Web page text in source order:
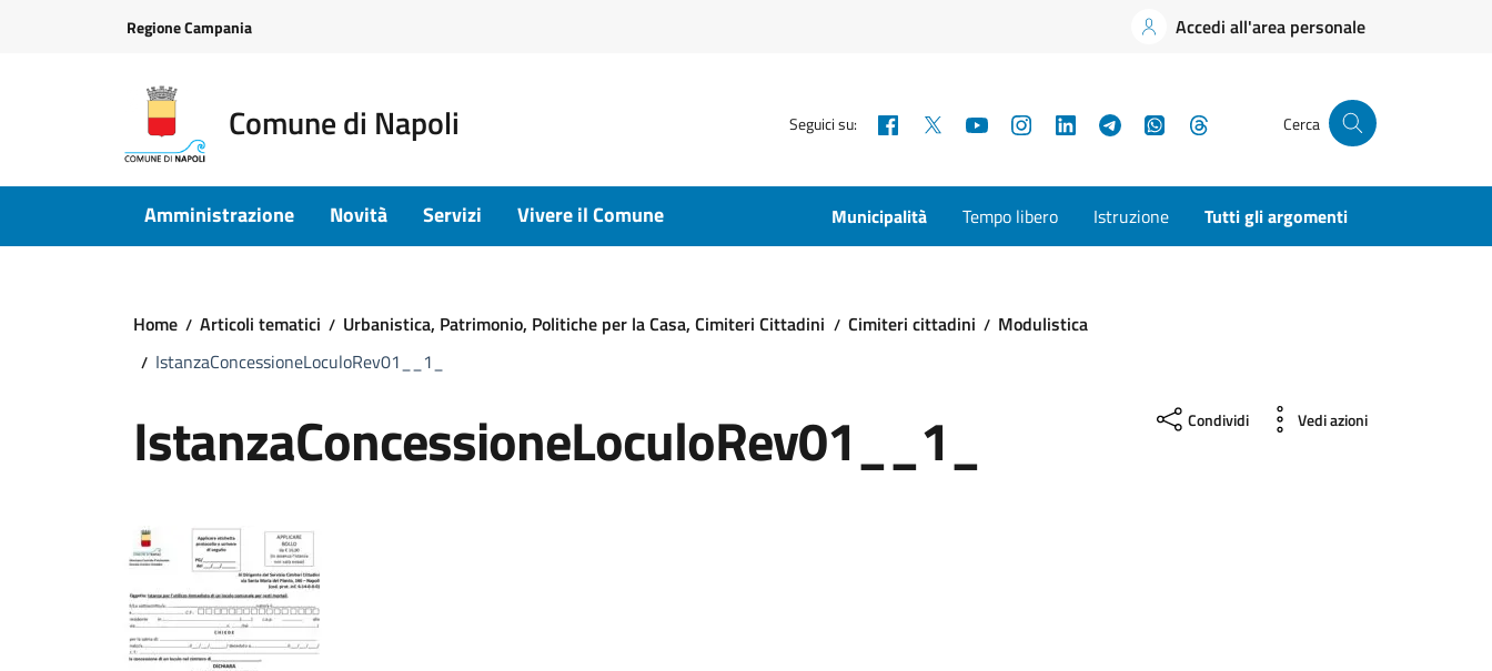
Regione Campania Accedi all'area personale
Comune di Napoli Seguici su: Facebook YouTubeInstagramLinkedInTelegramWhatsApp Cerca
Amministrazione Novità Servizi Vivere il Comune Municipalità Tempo libero Istruzione Tutti gli argomenti
Home Articoli tematici Urbanistica, Patrimonio, Politiche per la Casa, Cimiteri Cittadini Cimiteri cittadini
Modulistica
IstanzaConcessioneLoculoRev01__1_
IstanzaConcessioneLoculoRev01__1_ Condividi Vedi azioni